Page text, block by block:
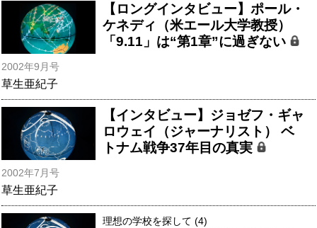
【ロングインタビュー】ポール・
ケネディ（米エール大学教授）
「9.11」は“第1章”に過ぎない
2002年9月号
草生亜紀子
【インタビュー】ジョゼフ・ギャ
ロウェイ（ジャーナリスト） ベ
トナム戦争37年目の真実
2002年7月号
草生亜紀子
理想の学校を探して (4)